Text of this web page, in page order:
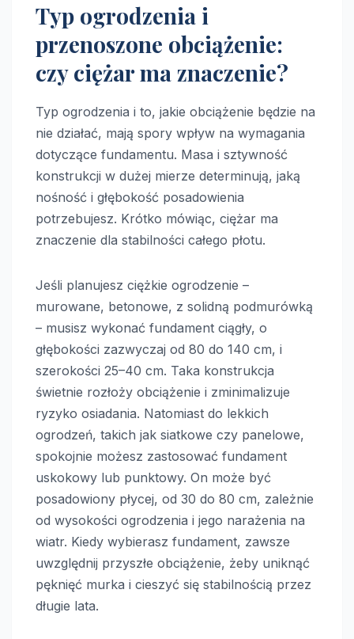
Typ ogrodzenia i
przenoszone obciążenie:
czy ciężar ma znaczenie?
Typ ogrodzenia i to, jakie obciążenie będzie na
nie działać, mają spory wpływ na wymagania
dotyczące fundamentu. Masa i sztywność
konstrukcji w dużej mierze determinują, jaką
nośność i głębokość posadowienia
potrzebujesz. Krótko mówiąc, ciężar ma
znaczenie dla stabilności całego płotu.
Jeśli planujesz ciężkie ogrodzenie –
murowane, betonowe, z solidną podmurówką
– musisz wykonać fundament ciągły, o
głębokości zazwyczaj od 80 do 140 cm, i
szerokości 25–40 cm. Taka konstrukcja
świetnie rozłoży obciążenie i zminimalizuje
ryzyko osiadania. Natomiast do lekkich
ogrodzeń, takich jak siatkowe czy panelowe,
spokojnie możesz zastosować fundament
uskokowy lub punktowy. On może być
posadowiony płycej, od 30 do 80 cm, zależnie
od wysokości ogrodzenia i jego narażenia na
wiatr. Kiedy wybierasz fundament, zawsze
uwzględnij przyszłe obciążenie, żeby uniknąć
pęknięć murka i cieszyć się stabilnością przez
długie lata.